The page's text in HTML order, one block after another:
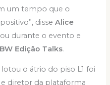
um tempo que o
disseAlice
durante o evento e
Edição Talks.
o átrio do piso L1 foi
diretor da plataforma